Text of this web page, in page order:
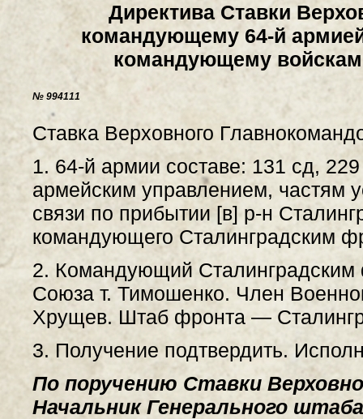
Директива Ставки
командующему 64-й
командующему
№ 994111
Ставка Верховного
1. 64-й армии составе: 131 сд,
армейским управлением, частям
связи по прибытии [в] р-н
командующего Сталинградским
2. Командующий
Союза т. Тимошенко. Член
Хрущев. Штаб фронта —
3. Получение подтвердить.
По поручению Ставки
Начальник Генерального